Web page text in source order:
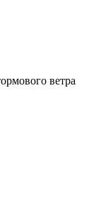
ветра